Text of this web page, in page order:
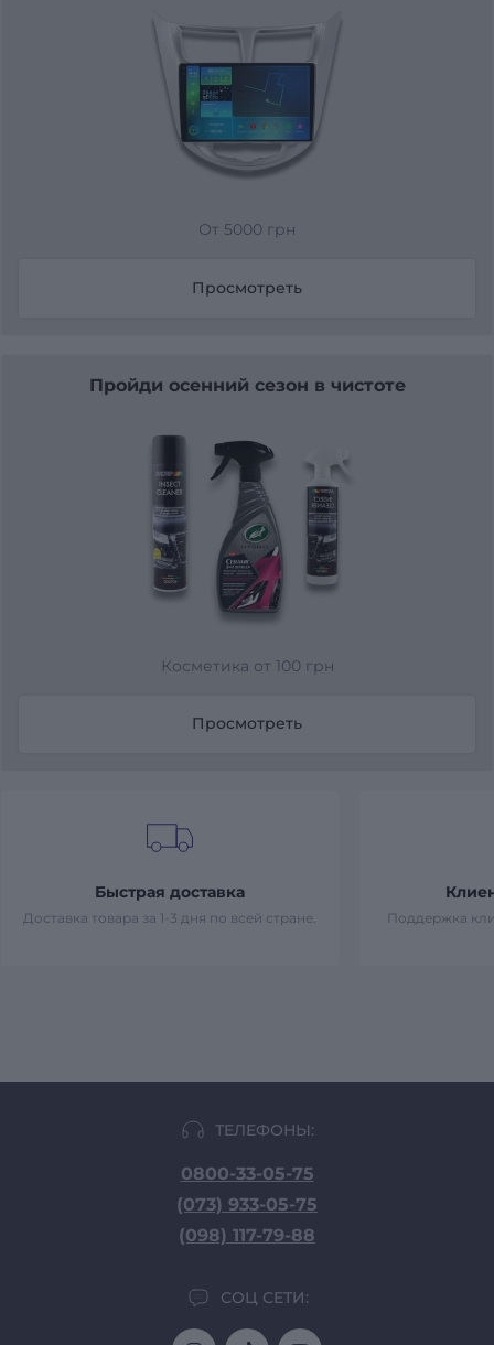
От 5000 грн
Просмотреть
Пройди осенний сезон в чистоте
Косметика от 100 грн
Просмотреть
Быстрая доставка
Доставка товара за 1-3 дня по всей стране. Поддержка
ТЕЛЕФОНЫ:
0800-33-05-75
(073) 933-05-75
(098) 117-79-88
СОЦ СЕТИ: